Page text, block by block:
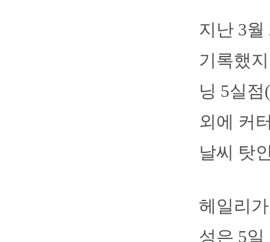
지난 3
기록했
닝 5실
외에 커
날씨 탓
헤일리
성은 5